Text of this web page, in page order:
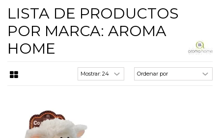
LISTA DE PRODUCTOS
POR MARCA: AROMA
HOME